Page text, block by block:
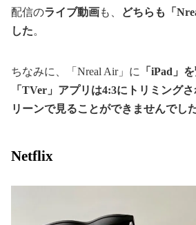
配信のライブ動画も、
どちらも「
した。
ちなみに、「Nreal Air」に
「iPad」
「TVer」アプリは4:3にトリミング
リーンで見ることができませんでし
Netflix